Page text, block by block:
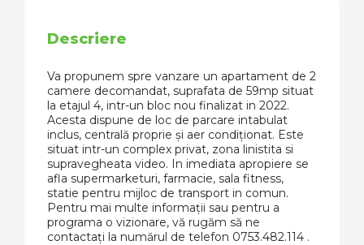
Descriere
Va propunem spre vanzare un apartament de 2
camere decomandat, suprafata de 59mp situat
la etajul 4, intr-un bloc nou finalizat in 2022.
Acesta dispune de loc de parcare intabulat
inclus, centrală proprie și aer condiționat. Este
situat intr-un complex privat, zona linistita si
supravegheata video. In imediata apropiere se
afla supermarketuri, farmacie, sala fitness,
statie pentru mijloc de transport in comun.
Pentru mai multe informații sau pentru a
programa o vizionare, vă rugăm să ne
contactați la numărul de telefon 0753.482.114 .